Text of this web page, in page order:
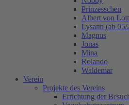
Prinzesschen
Albert von
Lysann (ab
Magnus
Jonas
Mina
Rolando
Waldemar
Verein
Projekte des Vereins
Errichtung der